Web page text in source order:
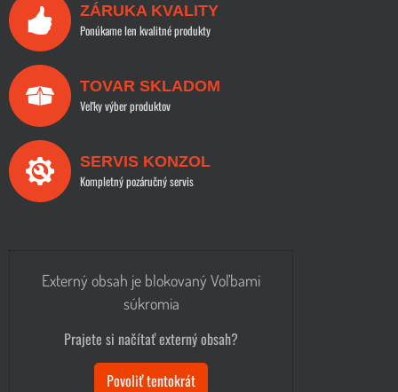
ZÁRUKA KVALITY
Ponúkame len kvalitné produkty
TOVAR SKLADOM
Veľky výber produktov
SERVIS KONZOL
Kompletný pozáručný servis
Externý obsah je blokovaný Voľbami
súkromia
Prajete si načítať externý obsah?
Povoliť tentokrát